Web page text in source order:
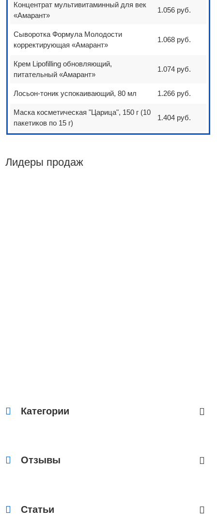
Концентрат мультивитаминный для век
«Амарант»
1.056 руб.
Сыворотка Формула Молодости
корректирующая «Амарант»
1.068 руб.
Крем Lipofilling обновляющий,
питательный «Амарант»
1.074 руб.
Лосьон-тоник успокаивающий, 80 мл 1.266 руб.
Маска косметическая "Царица", 150 г (10
пакетиков по 15 г)
1.404 руб.
Лидеры продаж
1.794 руб.
Категории
Отзывы
Статьи